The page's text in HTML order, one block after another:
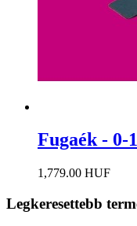
Fugaék - 0-
1,779.00 HUF
Legkeresettebb